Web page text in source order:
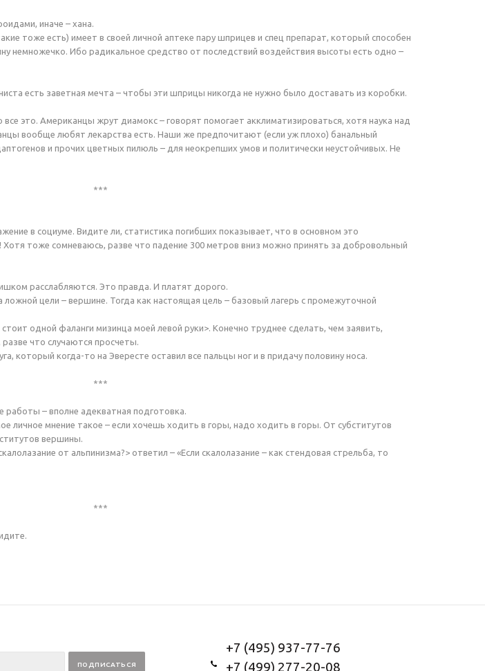
иначе – хана.
тоже есть) имеет в своей личной аптеке пару шприцев и спец препарат, который способен
немножечко. Ибо радикальное средство от последствий воздействия высоты есть одно –
есть заветная мечта – чтобы эти шприцы никогда не нужно было доставать из коробки.
это. Американцы жрут диамокс – говорят помогает акклиматизироваться, хотя наука над
вообще любят лекарства есть. Наши же предпочитают (если уж плохо) банальный
и прочих цветных пилюль – для неокрепших умов и политически неустойчивых. Не
***
в социуме. Видите ли, статистика погибших показывает, что в основном это
тоже сомневаюсь, разве что падение 300 метров вниз можно принять за добровольный
расслабляются. Это правда. И платят дорого.
цели – вершине. Тогда как настоящая цель – базовый лагерь с промежуточной
одной фаланги мизинца моей левой руки>. Конечно труднее сделать, чем заявить,
что случаются просчеты.
который когда-то на Эвересте оставил все пальцы ног и в придачу половину носа.
***
работы – вполне адекватная подготовка.
личное мнение такое – если хочешь ходить в горы, надо ходить в горы. От субститутов
вершины.
от альпинизма?> ответил – «Если скалолазание – как стендовая стрельба, то
***
+7 (495) 937-77-76
+7 (499) 277-20-08